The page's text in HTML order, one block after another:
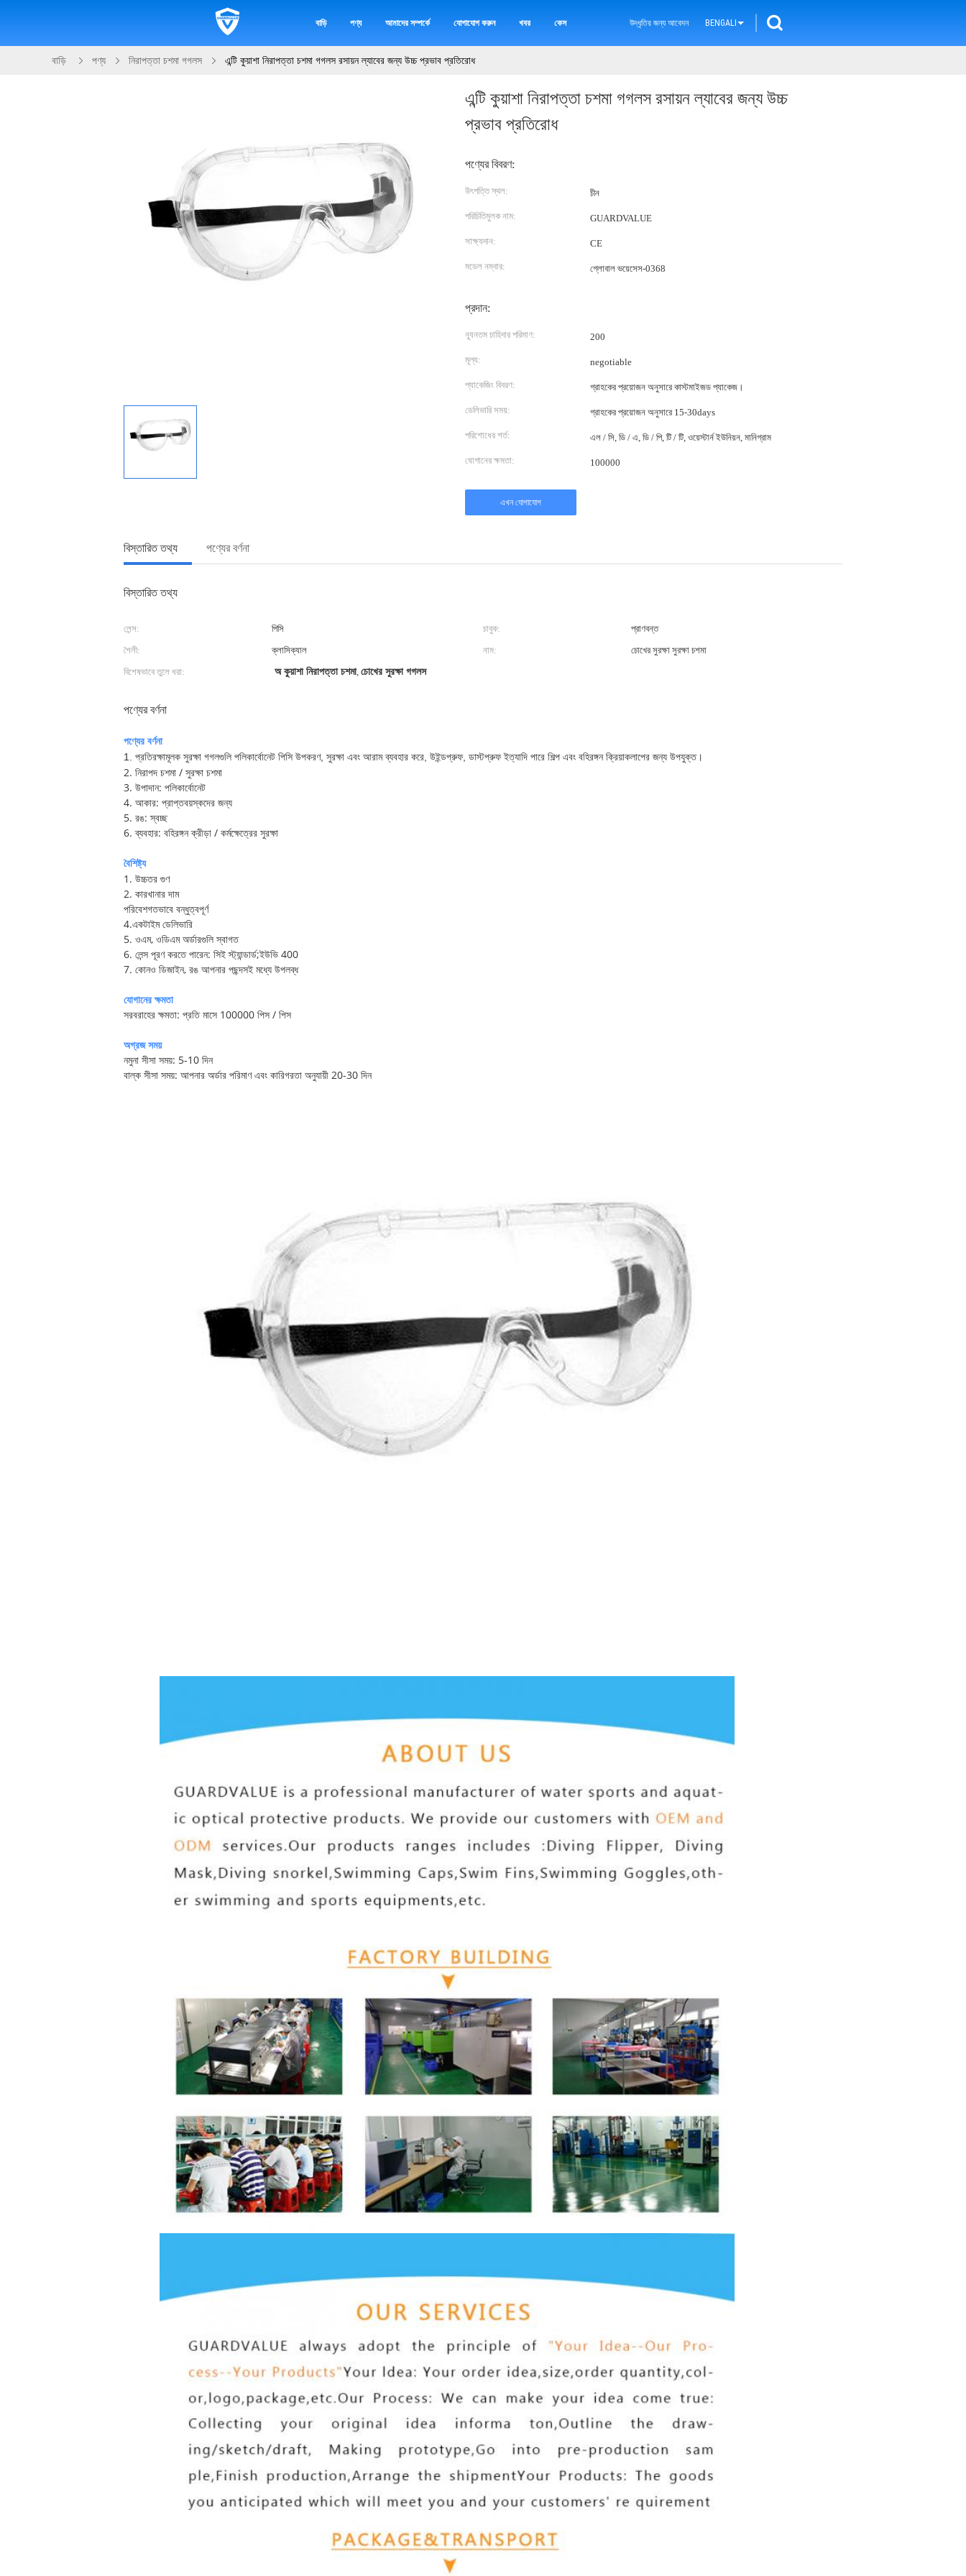
বাড়ি পণ্য আমাদের সম্পর্কে যোগাযোগ করুন খবর কেস উদ্ধৃতির জন্য আবেদন BENGALI
বাড়ি পণ্য নিরাপত্তা চশমা গগলস এন্টি কুয়াশা নিরাপত্তা চশমা গগলস রসায়ন ল্যাবের জন্য উচ্চ প্রভাব প্রতিরোধ
এন্টি কুয়াশা নিরাপত্তা চশমা গগলস রসায়ন ল্যাবের জন্য উচ্চ
প্রভাব প্রতিরোধ
পণ্যের বিবরণ:
উৎপত্তি স্থল: চীন
পরিচিতিমুলক নাম: GUARDVALUE
সাক্ষ্যদান: CE
মডেল নম্বার: গ্লোবাল ভয়েসেস-0368
প্রদান:
ন্যূনতম চাহিদার পরিমাণ: 200
মূল্য: negotiable
প্যাকেজিং বিবরণ: গ্রাহকের প্রয়োজন অনুসারে কাস্টমাইজড প্যাকেজ।
ডেলিভারি সময়: গ্রাহকের প্রয়োজন অনুসারে 15-30days
পরিশোধের শর্ত: এল / সি, ডি / এ, ডি / পি, টি / টি, ওয়েস্টার্ন ইউনিয়ন, মানিগ্রাম
যোগানের ক্ষমতা: 100000
এখন যোগাযোগ
বিস্তারিত তথ্য পণ্যের বর্ণনা
বিস্তারিত তথ্য
লেন্স: পিসি চাবুক:
প্রাণবন্ত
শৈলী:
ক্লাসিক্যাল নাম:
চোখের সুরক্ষা সুরক্ষা চশমা
বিশেষভাবে তুলে ধরা:
অ কুয়াশা নিরাপত্তা চশমা, চোখের সুরক্ষা গগলস
পণ্যের বর্ণনা
পণ্যের বর্ণনা
1. প্রতিরক্ষামূলক সুরক্ষা গগলগুলি পলিকার্বোনেট পিসি উপকরণ, সুরক্ষা এবং আরাম ব্যবহার করে, উইন্ডপ্রুফ, ডাস্টপ্রুফ ইত্যাদি পারে শিল্প এবং বহিরঙ্গন ক্রিয়াকলাপের জন্য উপযুক্ত।
2. নিরাপদ চশমা / সুরক্ষা চশমা
3. উপাদান: পলিকার্বোনেট
4. আকার: প্রাপ্তবয়স্কদের জন্য
5. রঙ: স্বচ্ছ
6. ব্যবহার: বহিরঙ্গন ক্রীড়া / কর্মক্ষেত্রের সুরক্ষা
বৈশিষ্ট্য
1. উচ্চতর গুণ
2. কারখানার দাম
পরিবেশগতভাবে বন্ধুত্বপূর্ণ
4.একটাইম ডেলিভারি
5. ওএম, ওডিএম অর্ডারগুলি স্বাগত
6. লেন্স পূরণ করতে পারেন: সিই স্ট্যান্ডার্ড;ইউভি 400
7. কোনও ডিজাইন, রঙ আপনার পছন্দসই মধ্যে উপলব্ধ
যোগানের ক্ষমতা
সরবরাহের ক্ষমতা: প্রতি মাসে 100000 পিস / পিস
অগ্রজ সময়
নমুনা সীসা সময়: 5-10 দিন
বাল্ক সীসা সময়: আপনার অর্ডার পরিমাণ এবং কারিগরতা অনুযায়ী 20-30 দিন